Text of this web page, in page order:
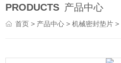
PRODUCTS 产品中心
首页 > 产品中心 >机械密封垫片 >